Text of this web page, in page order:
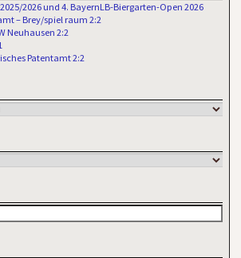
2026 und 4. BayernLB-Biergarten-Open 2026
– Brey/spiel raum 2:2
Neuhausen 2:2
Patentamt 2:2